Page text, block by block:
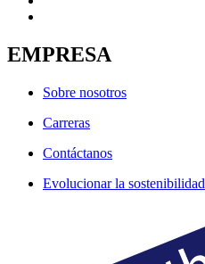
EMPRESA
Sobre nosotros
Carreras
Contáctanos
Evolucionar la sostenibilidad